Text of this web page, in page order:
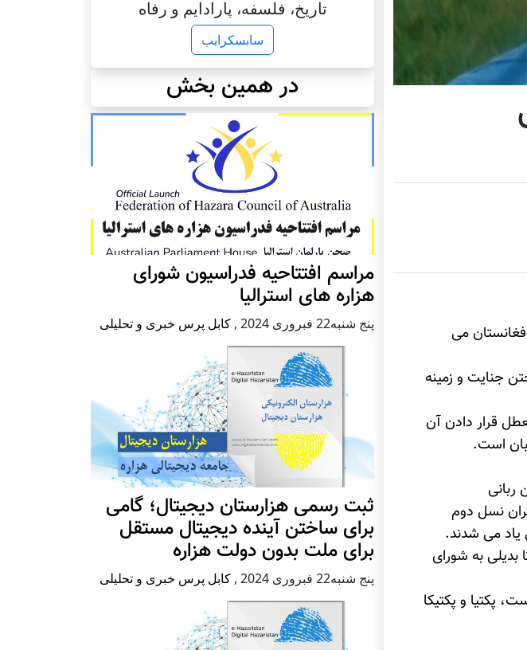
می
جنایت و زمینه
قرار دادن آن
است.
نسل دوم
یاد می شدند.
به شورای
پکتیا و پکتیکا
تاریخ، فلسفه، پارادایم و رفاه
سابسکرایب
در همین بخش
مراسم افتتاحیه فدراسیون شورای
هزاره های استرالیا
پنج شنبه22 فبروری 2024 , کابل پرس خبری و تحلیلی
ثبت رسمی هزارستان دیجیتال؛ گامی
برای ساختن آینده دیجیتال مستقل
برای ملت بدون دولت هزاره
پنج شنبه22 فبروری 2024 , کابل پرس خبری و تحلیلی